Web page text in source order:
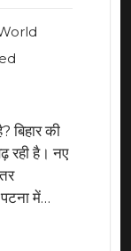
बिहार की
रही है। नए
में…